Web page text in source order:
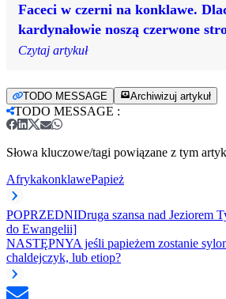
Faceci w czerni na konklawe.
kardynałowie noszą czerwone
Czytaj artykuł
TODO MESSAGE Archiwizuj artykuł
TODO MESSAGE :
Słowa kluczowe/tagi powiązane z tym
AfrykakonklawePapież
POPRZEDNIDruga szansa nad Jeziorem
do Ewangelii]
NASTĘPNYA jeśli papieżem zostanie
chaldejczyk, lub etiop?